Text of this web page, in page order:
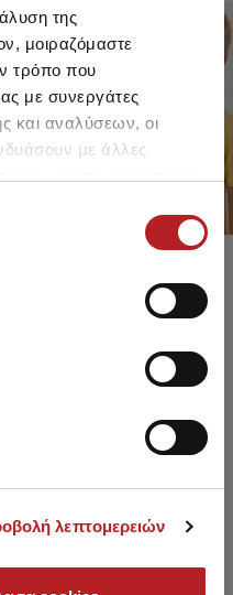
της
μοιραζόμαστε
τρόπο που
με συνεργάτες
και αναλύσεων, οι
με άλλες
λεπτομερειών
FOR BOYS
UP TO -30%
SHOP SALE